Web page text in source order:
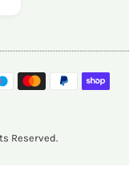
Reserved.